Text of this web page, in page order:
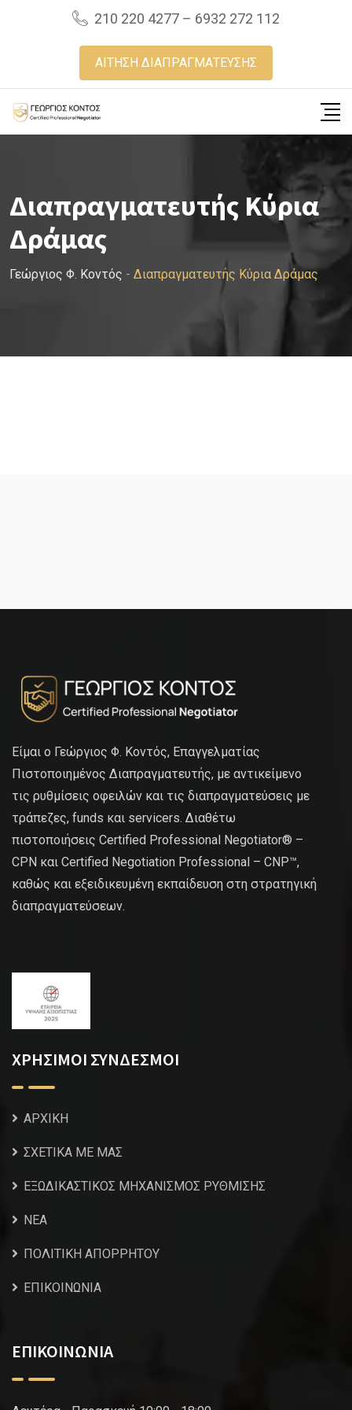
210 220 4277 – 6932 272 112
ΑΙΤΗΣΗ ΔΙΑΠΡΑΓΜΑΤΕΥΣΗΣ
Διαπραγματευτής Κύρια
Δράμας
Γεώργιος Φ. Κοντός - Διαπραγματευτής Κύρια Δράμας
Είμαι ο Γεώργιος Φ. Κοντός, Επαγγελματίας
Πιστοποιημένος Διαπραγματευτής, με αντικείμενο
τις ρυθμίσεις οφειλών και τις διαπραγματεύσεις με
τράπεζες, funds και servicers. Διαθέτω
πιστοποιήσεις Certified Professional Negotiator® –
CPN και Certified Negotiation Professional – CNP™,
καθώς και εξειδικευμένη εκπαίδευση στη στρατηγική
διαπραγματεύσεων.
ΧΡΗΣΙΜΟΙ ΣΥΝΔΕΣΜΟΙ
ΑΡΧΙΚΗ
ΣΧΕΤΙΚΑ ΜΕ ΜΑΣ
ΕΞΩΔΙΚΑΣΤΙΚΟΣ ΜΗΧΑΝΙΣΜΟΣ ΡΥΘΜΙΣΗΣ
NEA
ΠΟΛΙΤΙΚΗ ΑΠΟΡΡΗΤΟΥ
ΕΠΙΚΟΙΝΩΝΙΑ
ΕΠΙΚΟΙΝΩΝΙΑ